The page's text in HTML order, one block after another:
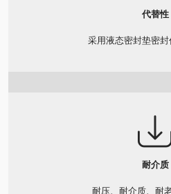
代替性
采用液态密封垫密
耐介质
耐压、耐介质、耐